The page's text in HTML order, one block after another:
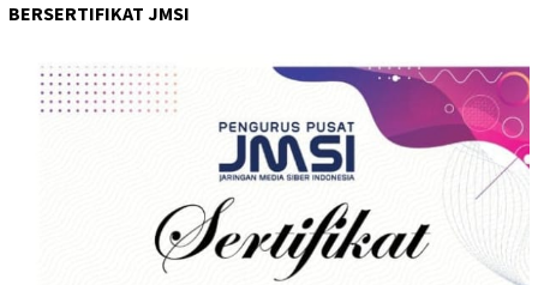
BERSERTIFIKAT JMSI